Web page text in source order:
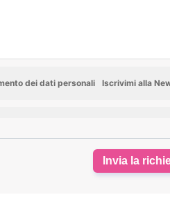
dei dati personali Iscrivimi alla
Invia la